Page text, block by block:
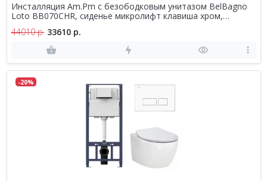
Инсталляция Am.Pm с безободковым унитазом BelBagno
Loto BB070CHR, сиденье микролифт клавиша хром,
44010 р. 33610 р.
-20%